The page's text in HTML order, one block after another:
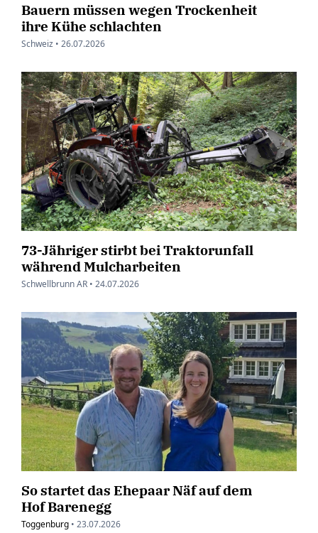
Bauern müssen wegen Trockenheit
ihre Kühe schlachten
Schweiz • 26.07.2026
73-Jähriger stirbt bei Traktorunfall
während Mulcharbeiten
Schwellbrunn AR • 24.07.2026
So startet das Ehepaar Näf auf dem
Hof Barenegg
Toggenburg • 23.07.2026